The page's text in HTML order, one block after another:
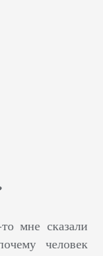
мне сказали
человек